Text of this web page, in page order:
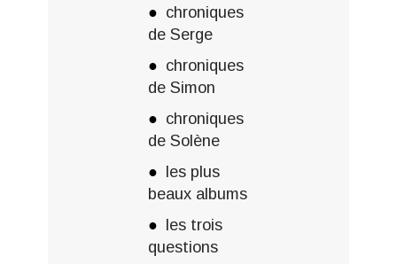
chroniques
de Serge
chroniques
de Simon
chroniques
de Solène
les plus
beaux albums
les trois
questions